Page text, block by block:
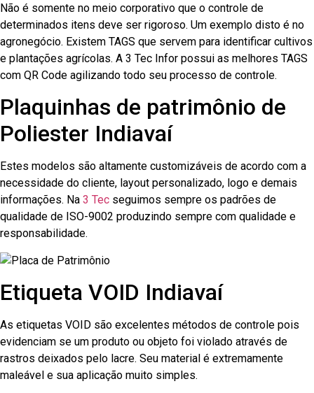
Não é somente no meio corporativo que o controle de
determinados itens deve ser rigoroso. Um exemplo disto é no
agronegócio. Existem TAGS que servem para identificar cultivos
e plantações agrícolas. A 3 Tec Infor possui as melhores TAGS
com QR Code agilizando todo seu processo de controle.
Plaquinhas de patrimônio de
Poliester Indiavaí
Estes modelos são altamente customizáveis de acordo com a
necessidade do cliente, layout personalizado, logo e demais
informações. Na 3 Tec seguimos sempre os padrões de
qualidade de ISO-9002 produzindo sempre com qualidade e
responsabilidade.
Etiqueta VOID Indiavaí
As etiquetas VOID são excelentes métodos de controle pois
evidenciam se um produto ou objeto foi violado através de
rastros deixados pelo lacre. Seu material é extremamente
maleável e sua aplicação muito simples.